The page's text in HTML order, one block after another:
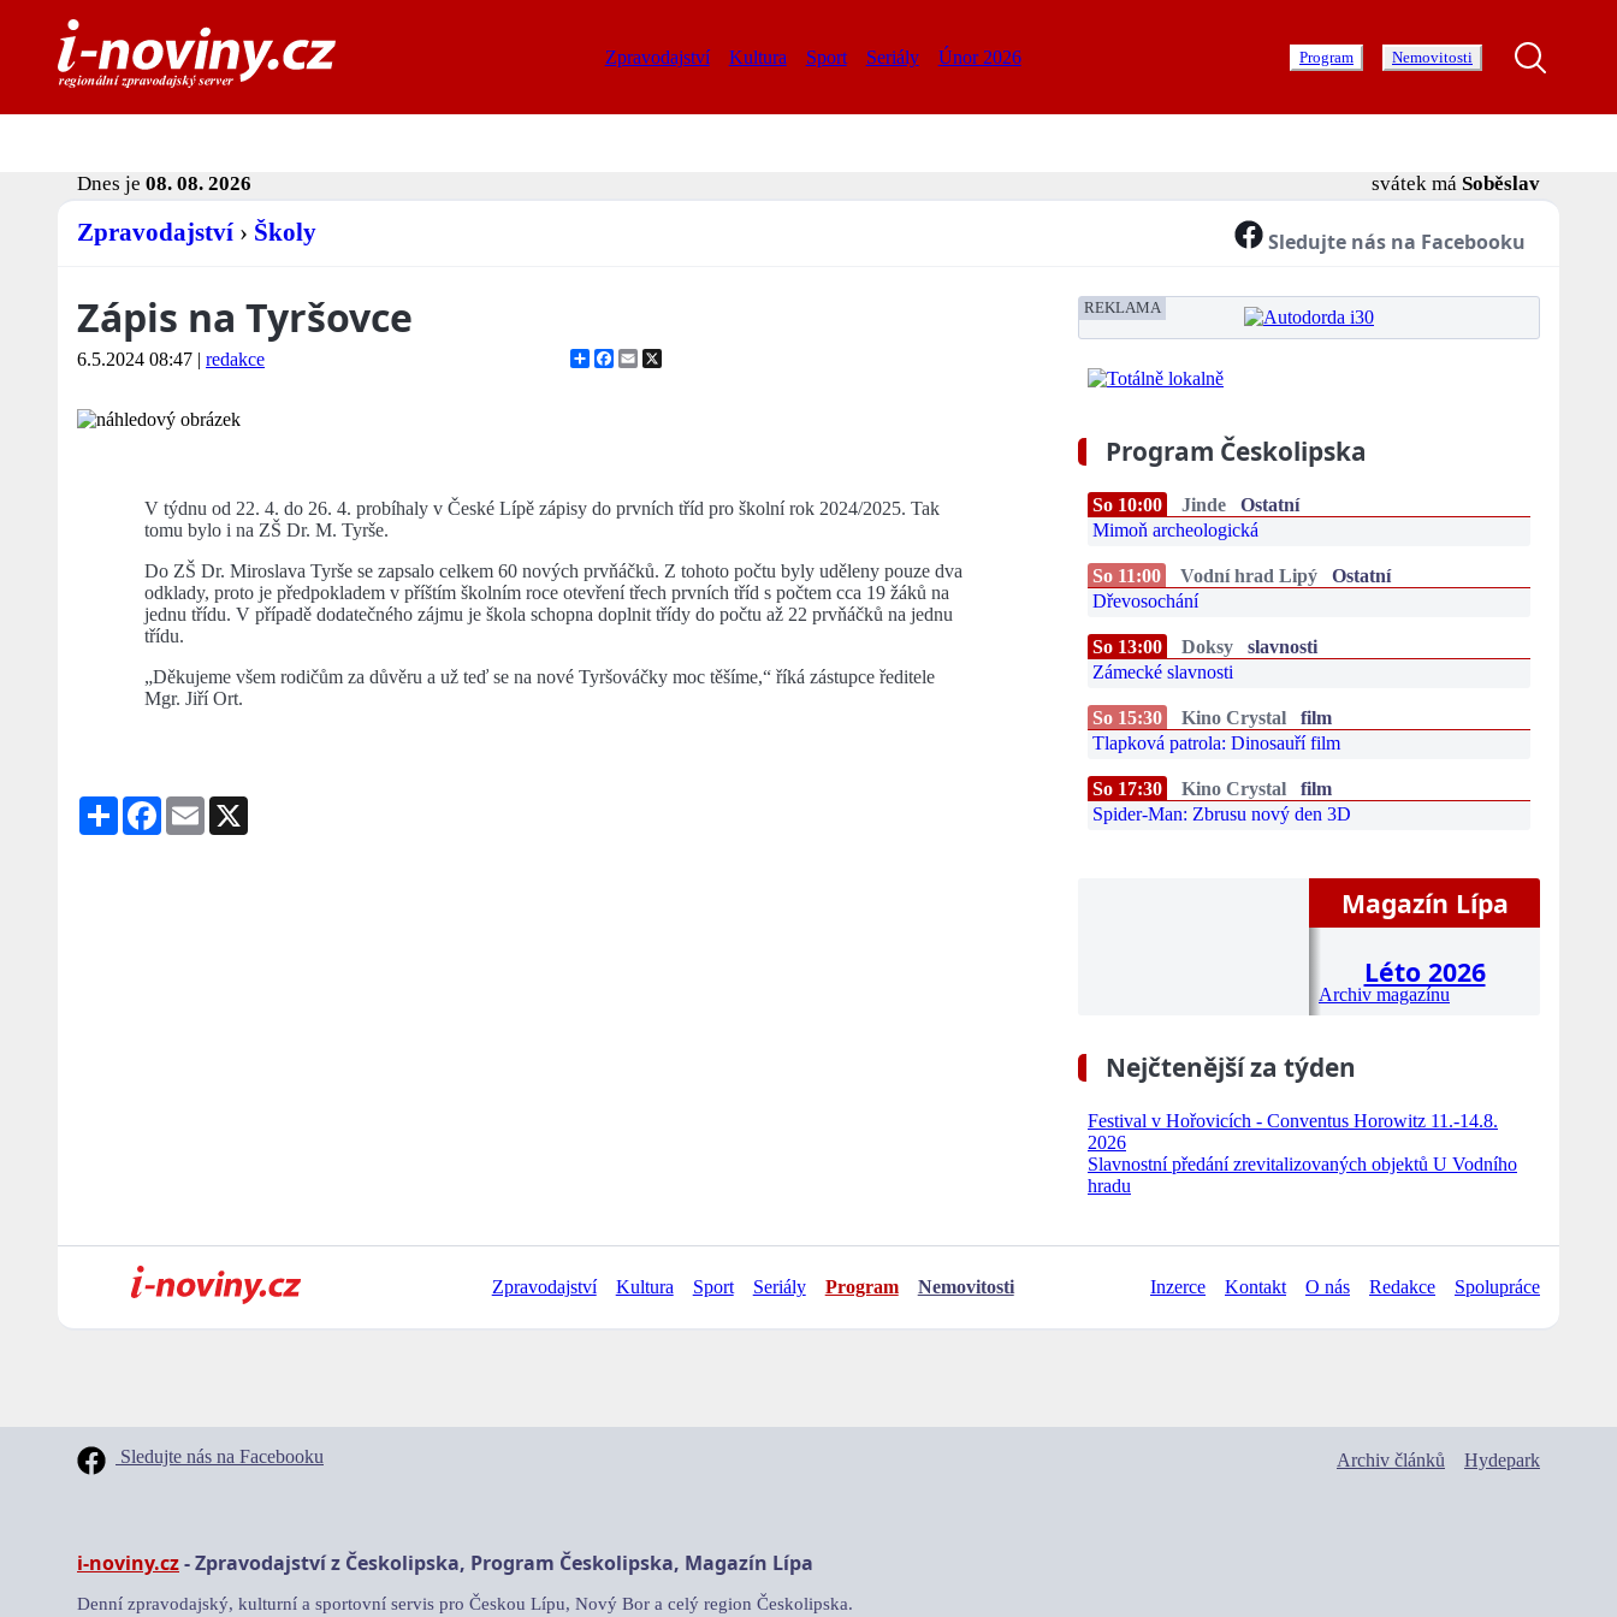
Zpravodajství Kultura Sport Seriály Únor 2026 Program Nemovitosti
Dnes je 08. 08. 2026 svátek má Soběslav
Zpravodajství › Školy Sledujte nás na Facebooku
Zápis na Tyršovce
6.5.2024 08:47 | redakce ShareFacebook
Email
V týdnu od 22. 4. do 26. 4. probíhaly v České Lípě zápisy do prvních tříd pro školní rok 2024/2025. Tak
tomu bylo i na ZŠ Dr. M. Tyrše.
Do ZŠ Dr. Miroslava Tyrše se zapsalo celkem 60 nových prvňáčků. Z tohoto počtu byly uděleny pouze dva
odklady, proto je předpokladem v příštím školním roce otevření třech prvních tříd s počtem cca 19 žáků na
jednu třídu. V případě dodatečného zájmu je škola schopna doplnit třídy do počtu až 22 prvňáčků na jednu
třídu.
„Děkujeme všem rodičům za důvěru a už teď se na nové Tyršováčky moc těšíme,“ říká zástupce ředitele
Mgr. Jiří Ort.
Share Facebook
Email
REKLAMA
Program Českolipska
So 10:00 Jinde
Ostatní
Mimoň archeologická
So 11:00 Vodní hrad Lipý
Ostatní
Dřevosochání
So 13:00 Doksy
slavnosti
Zámecké slavnosti
So 15:30 Kino Crystal
film
Tlapková patrola: Dinosauří film
So 17:30 Kino Crystal
film
Spider-Man: Zbrusu nový den 3D
Magazín Lípa
Léto 2026
Archiv magazínu
Nejčtenější za týden
Festival v Hořovicích - Conventus Horowitz 11.-14.8.
2026
Slavnostní předání zrevitalizovaných objektů U Vodního
hradu
Zpravodajství Kultura Sport Seriály Program Nemovitosti Inzerce Kontakt O nás Redakce Spolupráce
Sledujte nás na Facebooku Archiv článků Hydepark
i-noviny.cz- Zpravodajství z Českolipska, Program Českolipska, Magazín Lípa
Denní zpravodajský, kulturní a sportovní servis pro Českou Lípu, Nový Bor a celý region Českolipska.